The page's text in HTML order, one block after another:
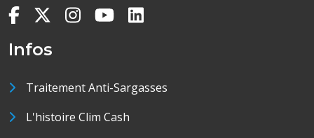
Infos
Traitement Anti-Sargasses
L'histoire Clim Cash